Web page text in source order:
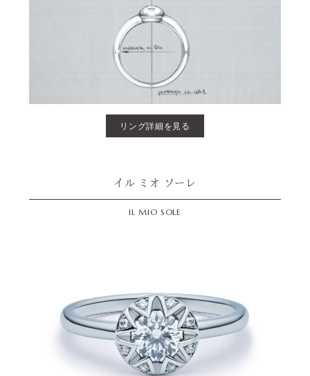
リング詳細を見る
イル ミオ ソーレ
IL MIO SOLE